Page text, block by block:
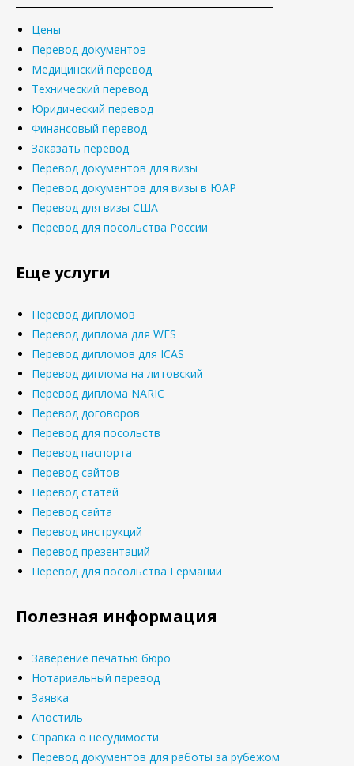
Цены
Перевод документов
Медицинский перевод
Технический перевод
Юридический перевод
Финансовый перевод
Заказать перевод
Перевод документов для визы
Перевод документов для визы в ЮАР
Перевод для визы США
Перевод для посольства России
Еще услуги
Перевод дипломов
Перевод диплома для WES
Перевод дипломов для ICAS
Перевод диплома на литовский
Перевод диплома NARIC
Перевод договоров
Перевод для посольств
Перевод паспорта
Перевод сайтов
Перевод статей
Перевод сайта
Перевод инструкций
Перевод презентаций
Перевод для посольства Германии
Полезная информация
Заверение печатью бюро
Нотариальный перевод
Заявка
Апостиль
Справка о несудимости
Перевод документов для работы за рубежом